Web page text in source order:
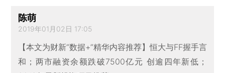
陈萌
2019年01月02日 17:05
【本文为财新“数据+”精华内容推荐】恒大与FF握手言
和；两市融资余额跌破7500亿元 创逾四年新低；